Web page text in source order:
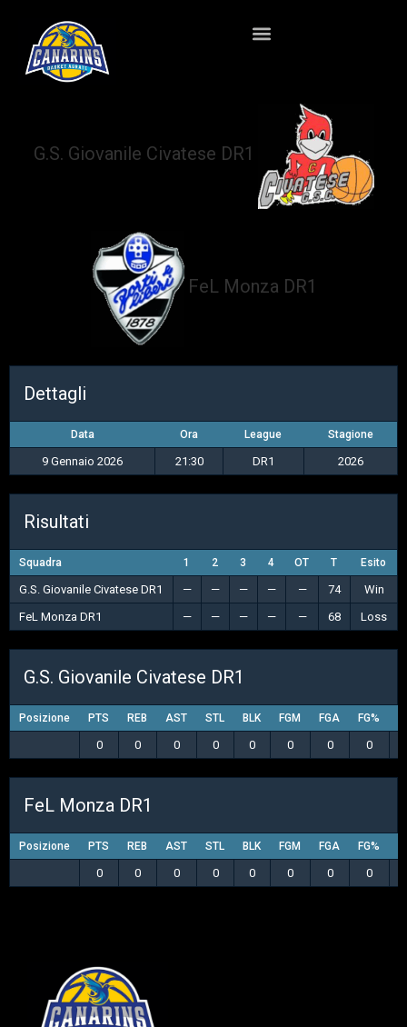
G.S. Giovanile Civatese DR1
FeL Monza DR1
Dettagli
Data Ora League Stagione
9 Gennaio 2026 21:30 DR1 2026
Risultati
Squadra 1 2 3 4 OT T Esito
G.S. Giovanile Civatese DR1 — — — — — 74
Win
FeL Monza DR1
— — — — — 68 Loss
G.S. Giovanile Civatese DR1
Posizione PTS REB AST STL BLK FGM FGA FG%
0 0 0 0 0 0 0 0
FeL Monza DR1
Posizione PTS REB AST STL BLK FGM FGA FG%
0 0 0 0 0 0 0 0